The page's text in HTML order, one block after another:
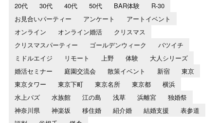
20代 30代 40代 50代 BAR体験
R-30
お見合いパーティー
アンケート
アートイベント
オンライン
オンライン婚活
クリスマス
クリスマスパーティー
ゴールデンウィーク
バツイチ
ミドルエイジ
リモート 上野 体験
大人シリーズ
婚活セミナー
庭園交流会 散策イベント 新宿
東京
東京タワー
東京下町 東京名所 東京都
横浜
水上バズ
水族館 江の島 浅草 浜離宮
独婚祭
神奈川県
神楽坂 移住婚 紹介婚 結婚支援
表参道